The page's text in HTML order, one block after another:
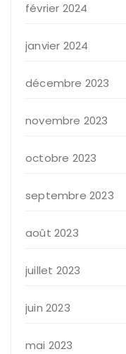
février 2024
janvier 2024
décembre 2023
novembre 2023
octobre 2023
septembre 2023
août 2023
juillet 2023
juin 2023
mai 2023